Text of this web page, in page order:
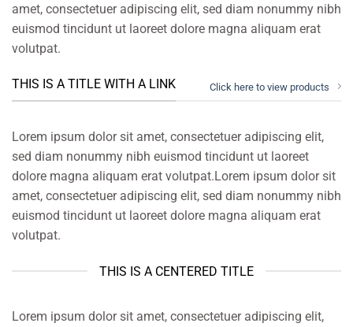
amet, consectetuer adipiscing elit, sed diam nonummy nibh
euismod tincidunt ut laoreet dolore magna aliquam erat
volutpat.
THIS IS A TITLE WITH A LINK Click here to view products
Lorem ipsum dolor sit amet, consectetuer adipiscing elit,
sed diam nonummy nibh euismod tincidunt ut laoreet
dolore magna aliquam erat volutpat.Lorem ipsum dolor sit
amet, consectetuer adipiscing elit, sed diam nonummy nibh
euismod tincidunt ut laoreet dolore magna aliquam erat
volutpat.
THIS IS A CENTERED TITLE
Lorem ipsum dolor sit amet, consectetuer adipiscing elit,